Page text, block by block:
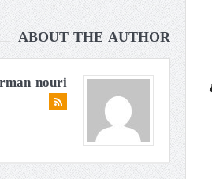
ABOUT THE AUTHOR
nouri